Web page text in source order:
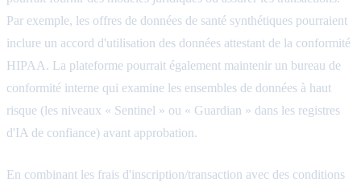
Par exemple, les offres de données de santé synthétiques pourraient
inclure un accord d'utilisation des données attestant de la conformité
HIPAA. La plateforme pourrait également maintenir un bureau de
conformité interne qui examine les ensembles de données à haut
risque (les niveaux « Sentinel » ou « Guardian » dans les registres
d'IA de confiance) avant approbation.
En combinant les frais d'inscription/transaction avec des conditions